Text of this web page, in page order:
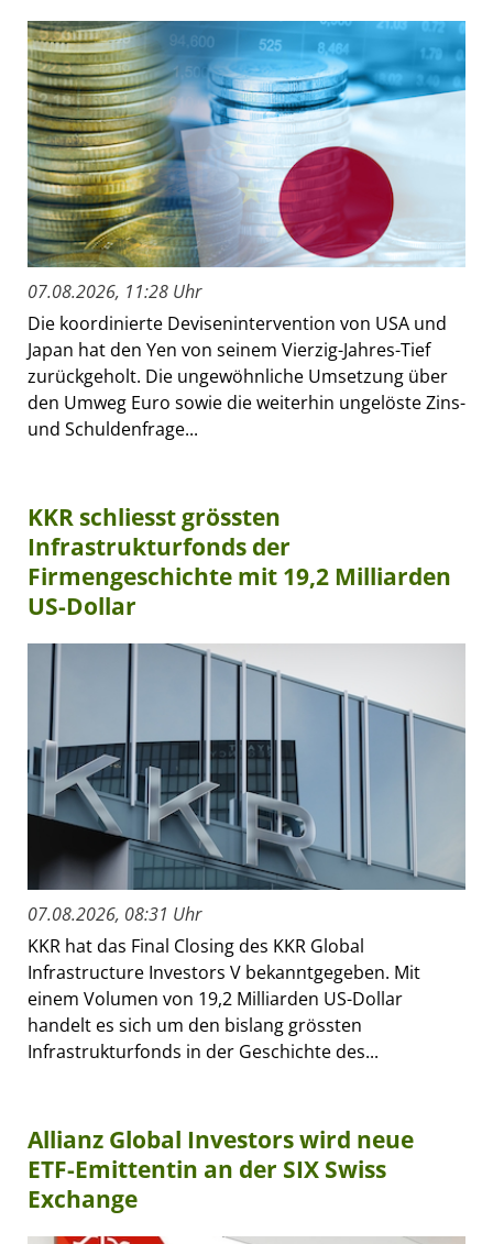
07.08.2026, 11:28 Uhr
Die koordinierte Devisenintervention von USA und
Japan hat den Yen von seinem Vierzig-Jahres-Tief
zurückgeholt. Die ungewöhnliche Umsetzung über
den Umweg Euro sowie die weiterhin ungelöste Zins-
und Schuldenfrage...
KKR schliesst grössten
Infrastrukturfonds der
Firmengeschichte mit 19,2 Milliarden
US-Dollar
07.08.2026, 08:31 Uhr
KKR hat das Final Closing des KKR Global
Infrastructure Investors V bekanntgegeben. Mit
einem Volumen von 19,2 Milliarden US-Dollar
handelt es sich um den bislang grössten
Infrastrukturfonds in der Geschichte des...
Allianz Global Investors wird neue
ETF-Emittentin an der SIX Swiss
Exchange